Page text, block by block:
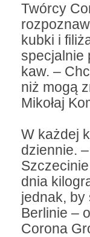
Twórcy
kubki i
specjalnie
kaw. –
niż mogą
Mikołaj
W każdej
dziennie.
dnia
jednak, by
Berlinie –
Corona